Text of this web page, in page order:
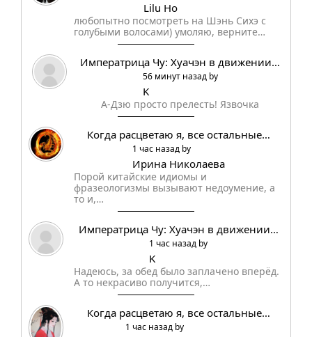
Lilu Ho
любопытно посмотреть на Шэнь Сихэ с
голубыми волосами) умоляю, верните…
Императрица Чу: Хуачэн в движении…
56 минут назад by
K
А-Дзю просто прелесть! Язвочка
Когда расцветаю я, все остальные…
1 час назад by
Ирина Николаева
Порой китайские идиомы и
фразеологизмы вызывают недоумение, а
то и,…
Императрица Чу: Хуачэн в движении…
1 час назад by
K
Надеюсь, за обед было заплачено вперёд.
А то некрасиво получится,…
Когда расцветаю я, все остальные…
1 час назад by